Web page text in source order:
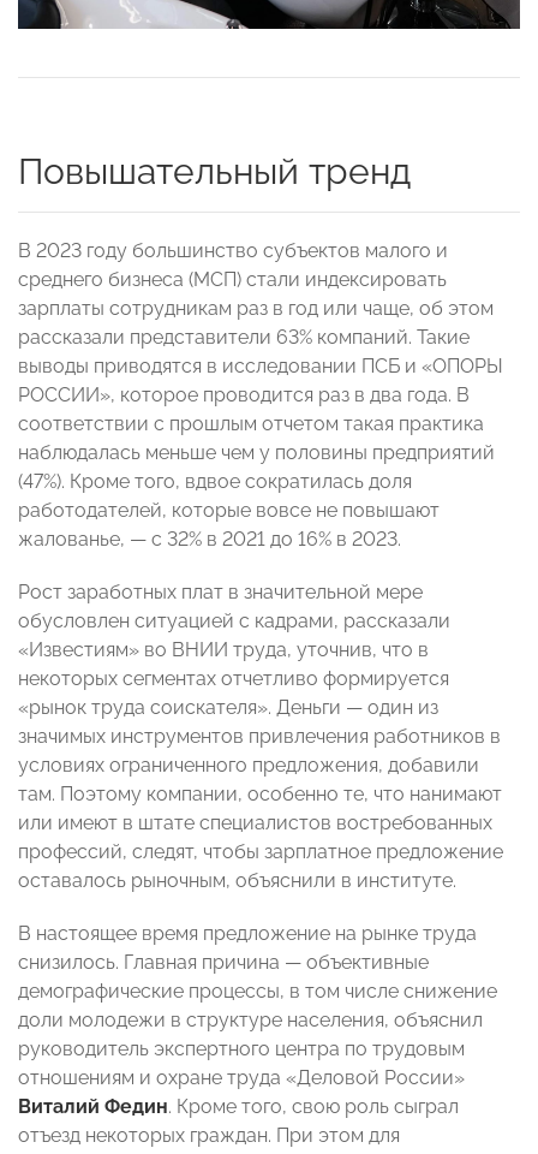
Повышательный тренд
В 2023 году большинство субъектов малого и
среднего бизнеса (МСП) стали индексировать
зарплаты сотрудникам раз в год или чаще, об этом
рассказали представители 63% компаний. Такие
выводы приводятся в исследовании ПСБ и «ОПОРЫ
РОССИИ», которое проводится раз в два года. В
соответствии с прошлым отчетом такая практика
наблюдалась меньше чем у половины предприятий
(47%). Кроме того, вдвое сократилась доля
работодателей, которые вовсе не повышают
жалованье, — с 32% в 2021 до 16% в 2023.
Рост заработных плат в значительной мере
обусловлен ситуацией с кадрами, рассказали
«Известиям» во ВНИИ труда, уточнив, что в
некоторых сегментах отчетливо формируется
«рынок труда соискателя». Деньги — один из
значимых инструментов привлечения работников в
условиях ограниченного предложения, добавили
там. Поэтому компании, особенно те, что нанимают
или имеют в штате специалистов востребованных
профессий, следят, чтобы зарплатное предложение
оставалось рыночным, объяснили в институте.
В настоящее время предложение на рынке труда
снизилось. Главная причина — объективные
демографические процессы, в том числе снижение
доли молодежи в структуре населения, объяснил
руководитель экспертного центра по трудовым
отношениям и охране труда «Деловой России»
Виталий Федин. Кроме того, свою роль сыграл
отъезд некоторых граждан. При этом для